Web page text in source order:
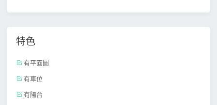
特色
有平面圖
有車位
有陽台